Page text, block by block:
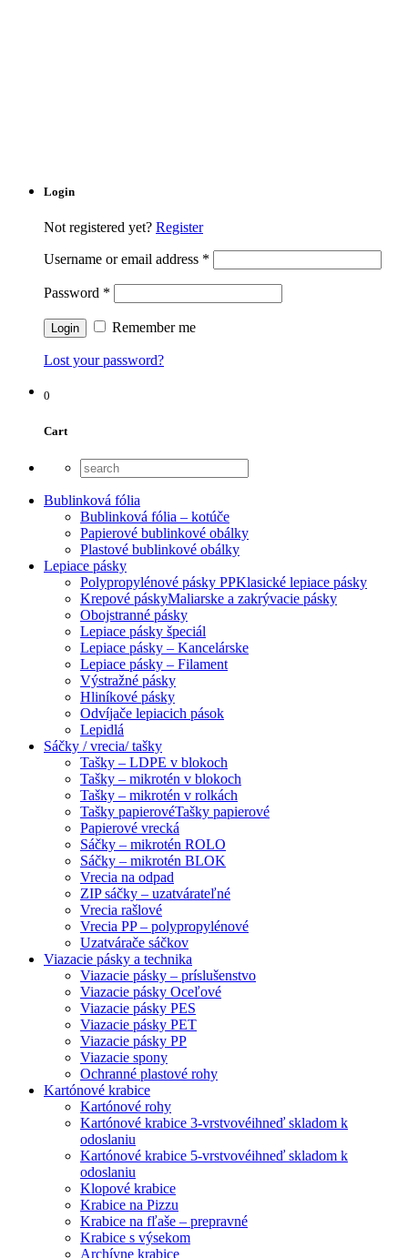
Login
Not registered yet? Register
Username or email address *
Password *
Remember me
Lost your password?
0
Cart
Bublinková fólia
Bublinková fólia – kotúče
Papierové bublinkové obálky
Plastové bublinkové obálky
Lepiace pásky
Polypropylénové pásky PPKlasické lepiace pásky
Krepové páskyMaliarske a zakrývacie pásky
Obojstranné pásky
Lepiace pásky špeciál
Lepiace pásky – Kancelárske
Lepiace pásky – Filament
Výstražné pásky
Hliníkové pásky
Odvíjače lepiacich pások
Lepidlá
Sáčky / vrecia/ tašky
Tašky – LDPE v blokoch
Tašky – mikrotén v blokoch
Tašky – mikrotén v rolkách
Tašky papierovéTašky papierové
Papierové vrecká
Sáčky – mikrotén ROLO
Sáčky – mikrotén BLOK
Vrecia na odpad
ZIP sáčky – uzatvárateľné
Vrecia rašlové
Vrecia PP – polypropylénové
Uzatvárače sáčkov
Viazacie pásky a technika
Viazacie pásky – príslušenstvo
Viazacie pásky Oceľové
Viazacie pásky PES
Viazacie pásky PET
Viazacie pásky PP
Viazacie spony
Ochranné plastové rohy
Kartónové krabice
Kartónové rohy
Kartónové krabice 3-vrstvovéihneď skladom k
odoslaniu
Kartónové krabice 5-vrstvovéihneď skladom k
odoslaniu
Klopové krabice
Krabice na Pizzu
Krabice na fľaše – prepravné
Krabice s výsekom
Archívne krabice